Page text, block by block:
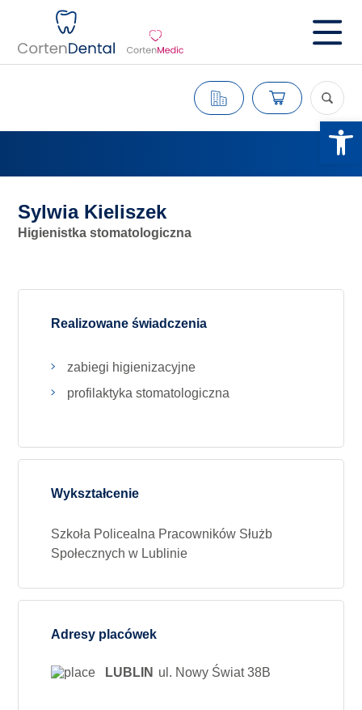
Sylwia Kieliszek
Higienistka stomatologiczna
Realizowane świadczenia
zabiegi higienizacyjne
profilaktyka stomatologiczna
Wykształcenie
Szkoła Policealna Pracowników Służb
Społecznych w Lublinie
Adresy placówek
LUBLIN ul. Nowy Świat 38B